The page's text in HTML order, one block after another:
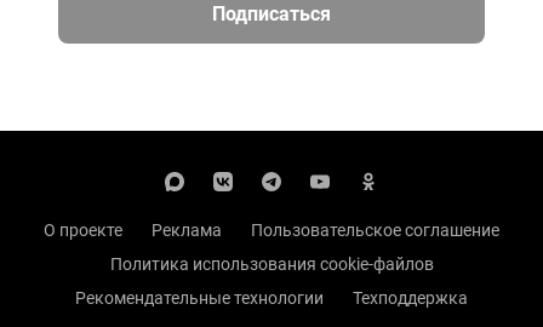
Подписаться
О проекте Реклама
Пользовательское соглашение
Политика использования cookie-файлов
Рекомендательные технологии
Техподдержка